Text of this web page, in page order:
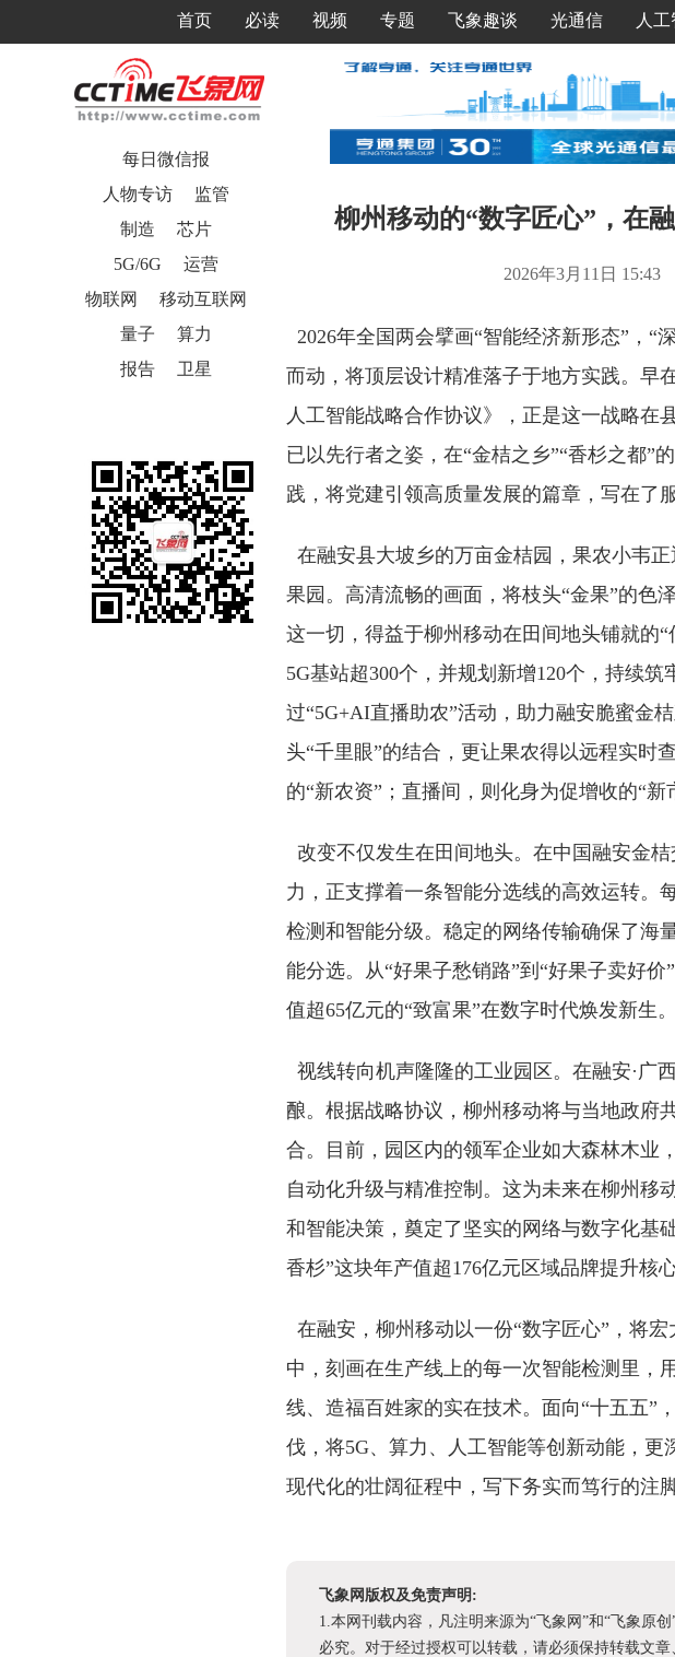
首页 必读 视频 专题 飞象趣谈 光通信 人
每日微信报
人物专访
监管
制造
芯片
5G/6G
运营
物联网
移动互联网
量子
算力
报告
卫星
柳州移动的“数字匠心”，在
2026年3月11日 15:43
2026年全国两会擘画“智能经济新形态”，“
而动，将顶层设计精准落子于地方实践。早
人工智能战略合作协议》，正是这一战略在
已以先行者之姿，在“金桔之乡”“香杉之都”
践，将党建引领高质量发展的篇章，写在了
在融安县大坡乡的万亩金桔园，果农小韦
果园。高清流畅的画面，将枝头“金果”的色
这一切，得益于柳州移动在田间地头铺就
5G基站超300个，并规划新增120个，持续
过“5G+AI直播助农”活动，助力融安脆蜜金
头“千里眼”的结合，更让果农得以远程实时
的“新农资”；直播间，则化身为促增收的“新
改变不仅发生在田间地头。在中国融安金
力，正支撑着一条智能分选线的高效运转。
检测和智能分级。稳定的网络传输确保了海
能分选。从“好果子愁销路”到“好果子卖好
值超65亿元的“致富果”在数字时代焕发新生。
视线转向机声隆隆的工业园区。在融安·广
酿。根据战略协议，柳州移动将与当地政府
合。目前，园区内的领军企业如大森林木业
自动化升级与精准控制。这为未来在柳州移
和智能决策，奠定了坚实的网络与数字化基
香杉”这块年产值超176亿元区域品牌提升核
在融安，柳州移动以一份“数字匠心”，将
中，刻画在生产线上的每一次智能检测里，
线、造福百姓家的实在技术。面向“十五五”
伐，将5G、算力、人工智能等创新动能，
现代化的壮阔征程中，写下务实而笃行的注脚
飞象网版权及免责声明:
1.本网刊载内容，凡注明来源为“飞象网”和“飞象原
必究。对于经过授权可以转载，请必须保持转载文